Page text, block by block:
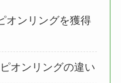
オンリングを獲得
オンリングの違い